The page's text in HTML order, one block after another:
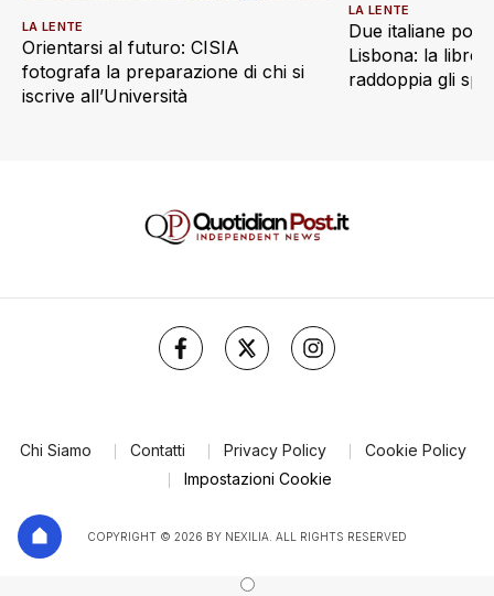
Orientarsi al futuro: CISIA
fotografa la preparazione di chi si
iscrive all’Università
LA LENTE
Due italiane
Lisbona: la
raddoppia gli
LA LENTE
Chi Siamo Contatti Privacy Policy
Cookie Policy
Impostazioni Cookie
COPYRIGHT © 2026 BY NEXILIA. ALL RIGHTS RESERVED